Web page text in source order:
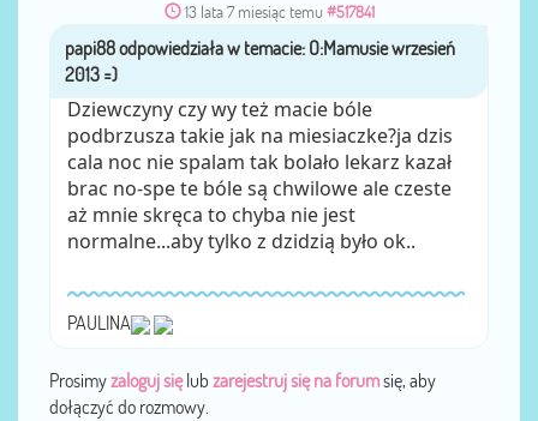
13 lata 7 miesiąc temu #517841
przezpapi88
Dziewczyny czy wy też macie bóle
podbrzusza takie jak na miesiaczke?ja dzis
cala noc nie spalam tak bolało lekarz kazał
brac no-spe te bóle są chwilowe ale czeste
aż mnie skręca to chyba nie jest
normalne...aby tylko z dzidzią było ok..
PAULINA
Prosimyzaloguj sięlub zarejestruj się na forumsię, aby
dołączyć do rozmowy.